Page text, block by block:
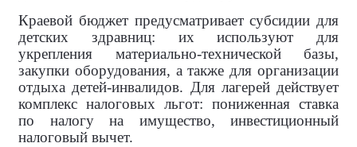
Краевой бюджет предусматривает субсидии для
детских здравниц: их используют для
укрепления материально‑технической базы,
закупки оборудования, а также для организации
отдыха детей‑инвалидов. Для лагерей действует
комплекс налоговых льгот: пониженная ставка
по налогу на имущество, инвестиционный
налоговый вычет.